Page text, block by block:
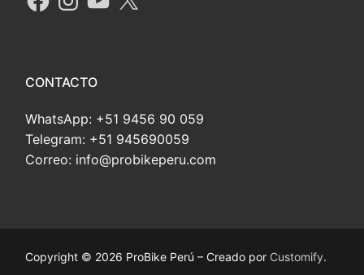
CONTACTO
WhatsApp: +51 9456 90 059
Telegram: +51 945690059
Correo: info@probikeperu.com
Copyright © 2026 ProBike Perú – Creado por Customify.